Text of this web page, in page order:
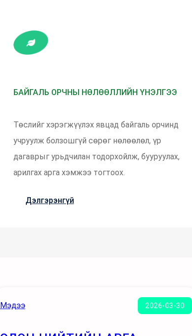
БАЙГАЛЬ ОРЧНЫ НӨЛӨӨЛЛИЙН ҮНЭЛГЭЭ
Төслийг хэрэгжүүлэх явцад байгаль орчинд
учруулж болзошгүй сөрөг нөлөөлөл, үр
дагаврыг урьдчилан тодорхойлж, бууруулах,
арилгах арга хэмжээ тогтоох.
Дэлгэрэнгүй
Мэдээ 2026-03-30